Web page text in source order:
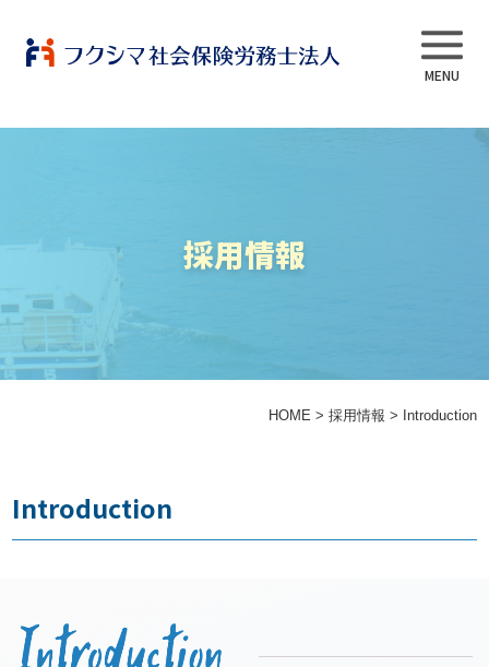
当法人について
よくある質問
お知らせ
採用情報
HOME > 採用情報 > Introduction
Introduction